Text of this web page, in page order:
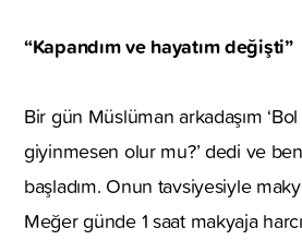
“Kapandım ve hayatım değişti”
Bir gün Müslüman arkadaşım
giyinmesen olur mu?’ dedi ve
başladım. Onun tavsiyesiyle
Meğer günde 1 saat makyaja